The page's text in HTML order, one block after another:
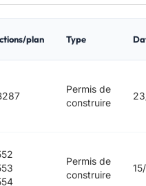
plan Type
Permis de
construire
Permis de
construire